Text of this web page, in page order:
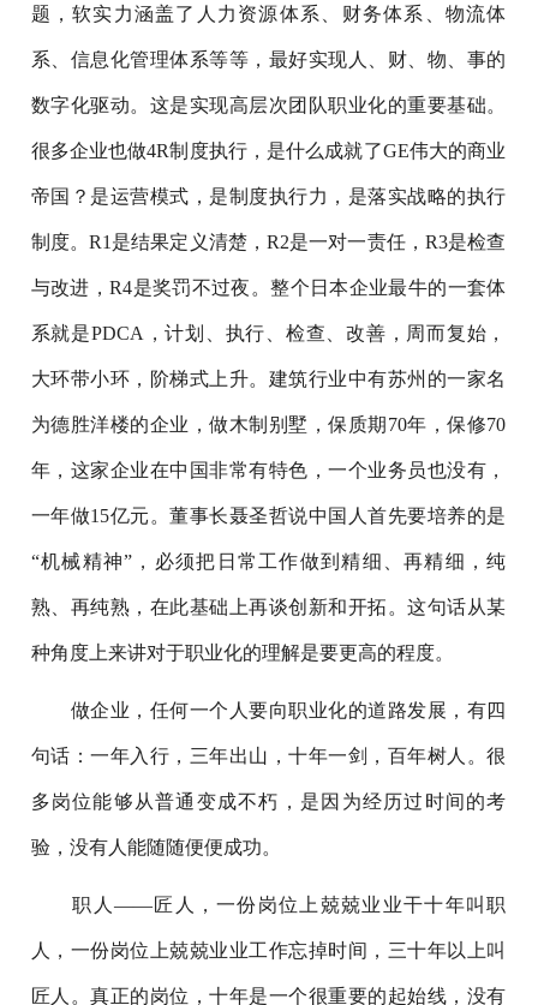
题，软实力涵盖了人力资源体系、财务体系、物流体
系、信息化管理体系等等，最好实现人、财、物、事的
数字化驱动。这是实现高层次团队职业化的重要基础。
很多企业也做4R制度执行，是什么成就了GE伟大的商业
帝国？是运营模式，是制度执行力，是落实战略的执行
制度。R1是结果定义清楚，R2是一对一责任，R3是检查
与改进，R4是奖罚不过夜。整个日本企业最牛的一套体
系就是PDCA，计划、执行、检查、改善，周而复始，
大环带小环，阶梯式上升。建筑行业中有苏州的一家名
为德胜洋楼的企业，做木制别墅，保质期70年，保修70
年，这家企业在中国非常有特色，一个业务员也没有，
一年做15亿元。董事长聂圣哲说中国人首先要培养的是
“机械精神”，必须把日常工作做到精细、再精细，纯
熟、再纯熟，在此基础上再谈创新和开拓。这句话从某
种角度上来讲对于职业化的理解是要更高的程度。
做企业，任何一个人要向职业化的道路发展，有四
句话：一年入行，三年出山，十年一剑，百年树人。很
多岗位能够从普通变成不朽，是因为经历过时间的考
验，没有人能随随便便成功。
职人——匠人，一份岗位上兢兢业业干十年叫职
人，一份岗位上兢兢业业工作忘掉时间，三十年以上叫
匠人。真正的岗位，十年是一个很重要的起始线，没有